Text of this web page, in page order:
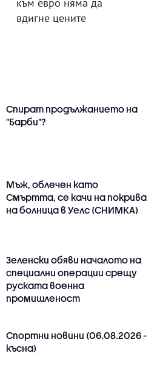
към евро няма да
вдигне цените
Спират продължанието на
"Барби"?
Мъж, облечен като
Смъртта, се качи на покрива
на болница в Уелс (СНИМКА)
Зеленски обяви началото на
специални операции срещу
руската военна
промишленост
Спортни новини (06.08.2026 -
късна)